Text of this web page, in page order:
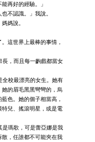
再好的經驗。」
不認識。」我說。
媽說。
這世界上最棒的事情，
長，而且每一齣戲都當女
全校最漂亮的女生。她有
的眉毛黑黑彎彎的，烏
色。她的個子相當高，
兒、搖滾明星，或是電
是瑪歌，可是蕾亞娜是我
，任誰都不可能夾在我